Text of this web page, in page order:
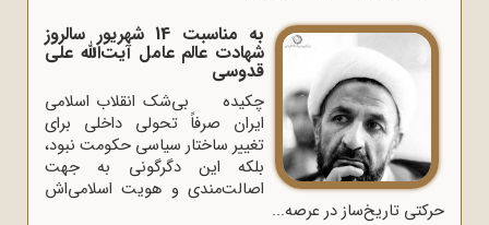
به مناسبت 14 شهریور سالروز
شهادت عالم عامل آیت‌الله علی
قدوسی
چکیده بی‌شک انقلاب اسلامی
ایران صرفاً تحولی داخلی برای
تغییر ساختار سیاسی حکومت نبود،
بلکه این دگرگونی به جهت
اصالت‌مندی و هویت اسلامی‌اش
حرکتی تاریخ‌ساز در عرصه...